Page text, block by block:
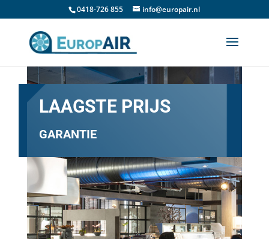
0418-726 855 info@europair.nl
LAAGSTE PRIJS
GARANTIE